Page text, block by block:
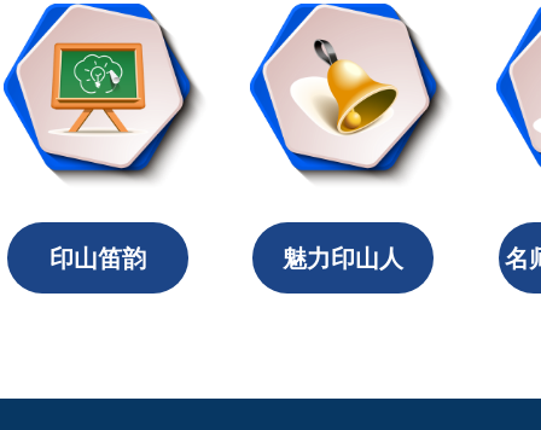
印山笛韵 名
魅力印山人